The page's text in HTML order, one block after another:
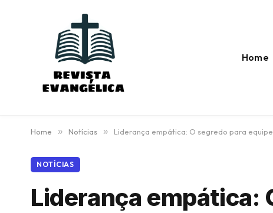
Home
Home » Notícias » Liderança empática: O segredo para
NOTÍCIAS
Liderança empática: